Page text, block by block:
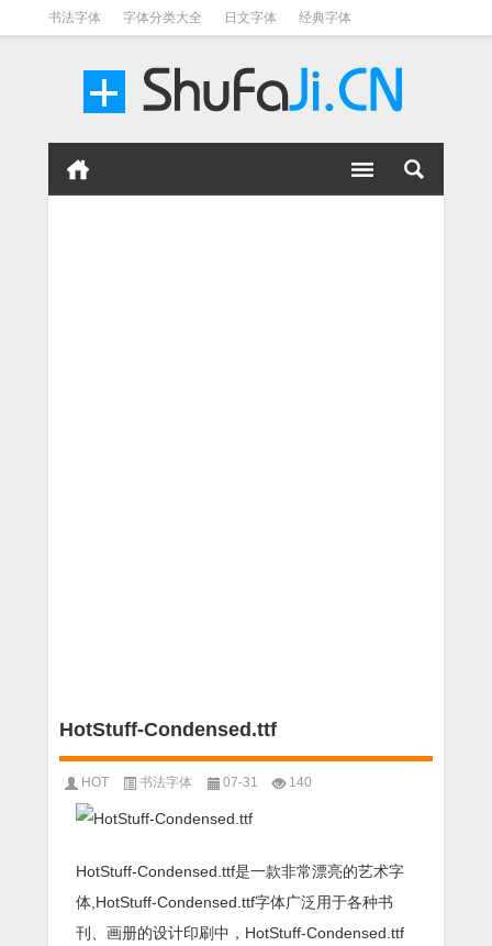
书法字体 字体分类大全 日文字体 经典字体
HotStuff-Condensed.ttf
HOT 书法字体 07-31 140
HotStuff-Condensed.ttf是一款非常漂亮的艺术字
体,HotStuff-Condensed.ttf字体广泛用于各种书
刊、画册的设计印刷中，HotStuff-Condensed.ttf